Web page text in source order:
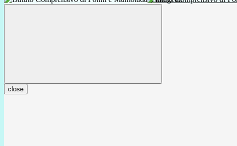
close